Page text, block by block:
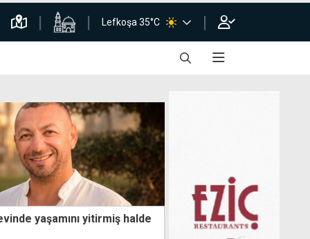
Lefkoşa 35°C
yaşamını yitirmiş halde